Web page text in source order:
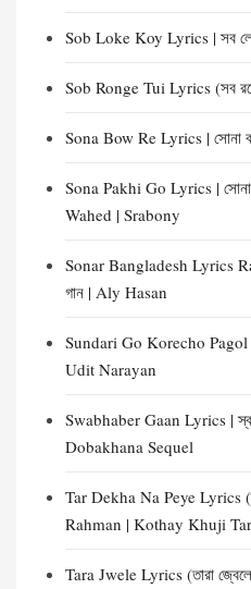
Sob Loke Koy Lyrics | সব
Sob Ronge Tui Lyrics (সব
Sona Bow Re Lyrics | সোনা
Sona Pakhi Go Lyrics |
Wahed | Srabony
Sonar Bangladesh Lyrics
গান | Aly Hasan
Sundari Go Korecho Pagol
Udit Narayan
Swabhaber Gaan Lyrics |
Dobakhana Sequel
Tar Dekha Na Peye Lyrics
Rahman | Kothay Khuji
Tara Jwele Lyrics (তারা